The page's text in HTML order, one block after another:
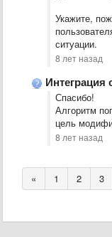
Укажите,
ситуации.
8 лет назад
Интеграция с Контур-
Спасибо!
Алгоритм
цель
8 лет назад
« 1 2 3